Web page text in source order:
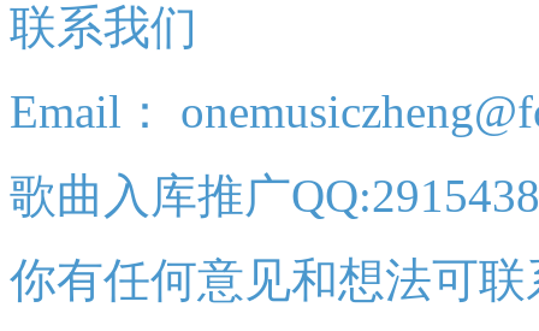
联系我们
Email：
歌曲入库推广
你有任何意见和想法可